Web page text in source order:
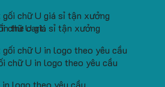
the cart.
chữ U giá sỉ tận xưởng
chữ U in logo theo yêu cầu